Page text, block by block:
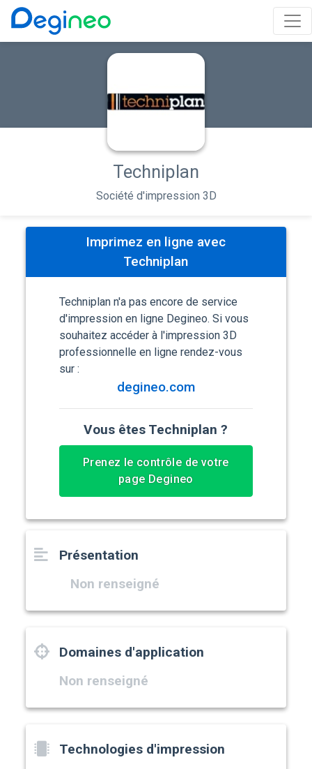
Techniplan
Société d'impression 3D
Présentation
Non renseigné
Domaines d'application
Non renseigné
Technologies d'impression
Imprimez en ligne avec
Techniplan
Techniplan n'a pas encore de service
d'impression en ligne Degineo. Si vous
souhaitez accéder à l'impression 3D
professionnelle en ligne rendez-vous
sur :
degineo.com
Vous êtes Techniplan ?
Prenez le contrôle de votre
page Degineo